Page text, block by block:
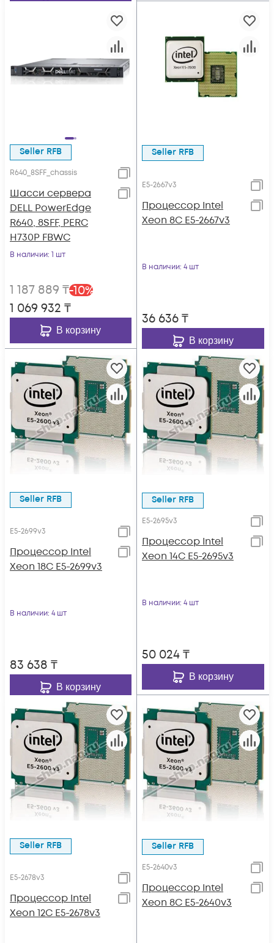
Seller RFB
R640_8SFF_chassis
Шасси сервера
DELL PowerEdge
R640, 8SFF, PERC
H730P FBWC
В наличии: 1 шт
1 187 889 ₸-10%
1 069 932 ₸
В корзину
Seller RFB
E5-2667v3
Процессор Intel
Xeon 8C E5-2667v3
В наличии: 4 шт
36 636₸
В корзину
Seller RFB
E5-2699v3
Процессор Intel
Xeon 18C E5-2699v3
В наличии: 4 шт
83 638 ₸
В корзину
Seller RFB
E5-2695v3
Процессор Intel
Xeon 14C E5-2695v3
В наличии: 4 шт
50 024₸
В корзину
Seller RFB
E5-2678v3
Процессор Intel
Xeon 12C E5-2678v3
Seller RFB
E5-2640v3
Процессор Intel
Xeon 8C E5-2640v3